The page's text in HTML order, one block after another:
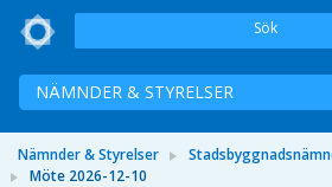
Sök
NÄMNDER & STYRELSER
Nämnder & Styrelser
Möte 2026-12-10